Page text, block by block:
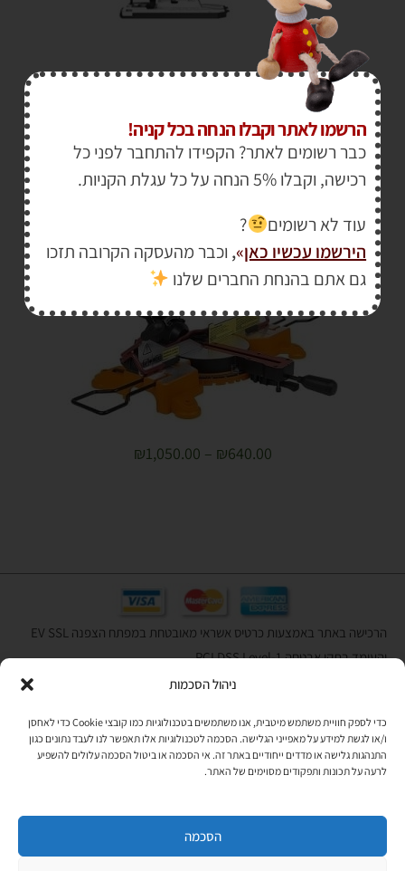
ניהול הסכמות
כדי לספק חוויית משתמש מיטבית, אנו משתמשים בטכנולוגיות כמו קובצי Cookie כדי לאחסן
ו/או לגשת למידע על מאפייני הגלישה. הסכמה לטכנולוגיות אלו תאפשר לנו לעבד נתונים כגון
התנהגות גלישה או מדדים ייחודיים באתר זה. אי הסכמה או ביטול הסכמה עלולים להשפיע
לרעה על תכונות ותפקודים מסוימים של האתר.
הסכמה
מסור גרונג פנדל נטען 20V מקצועי WORX
₪640.00
–
₪1,050.00
הרכישה באתר באמצעות כרטיס אשראי מאובטחת במפתח הצפנה EV SSL
והעומד בתקן אבטחה PCI DSS Level-1
לתקנון האתר»
תהיו בקשר
להטריד. רק טיפים לשימושכם, מידע על דברים חדשים בחנות, מבצעים
וכדומה. מוזמנים להקליד את כתובת המייל שלכם:
הרשמו לאתר וקבלו הנחה בכל קניה!
כבר רשומים לאתר? הקפידו להתחבר לפני כל
רכישה, וקבלו 5% הנחה על כל עגלת הקניות.
עוד לא רשומים
?
הירשמו עכשיו כאן»
, וכבר מהעסקה הקרובה תזכו
גם אתם בהנחת החברים שלנו